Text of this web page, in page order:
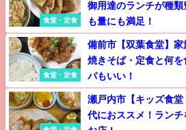
食堂・定食
御用達のランチが種
も量にも満足！
食堂・定食
備前市【双葉食堂】家
焼きそば・定食と何
パもいい！
瀬戸内市【キッズ食
代におススメ！ラン